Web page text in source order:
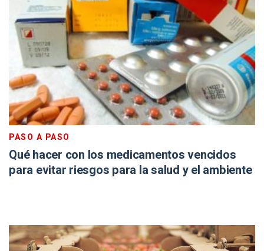
PASO A PASO
Qué hacer con los medicamentos vencidos
para evitar riesgos para la salud y el ambiente